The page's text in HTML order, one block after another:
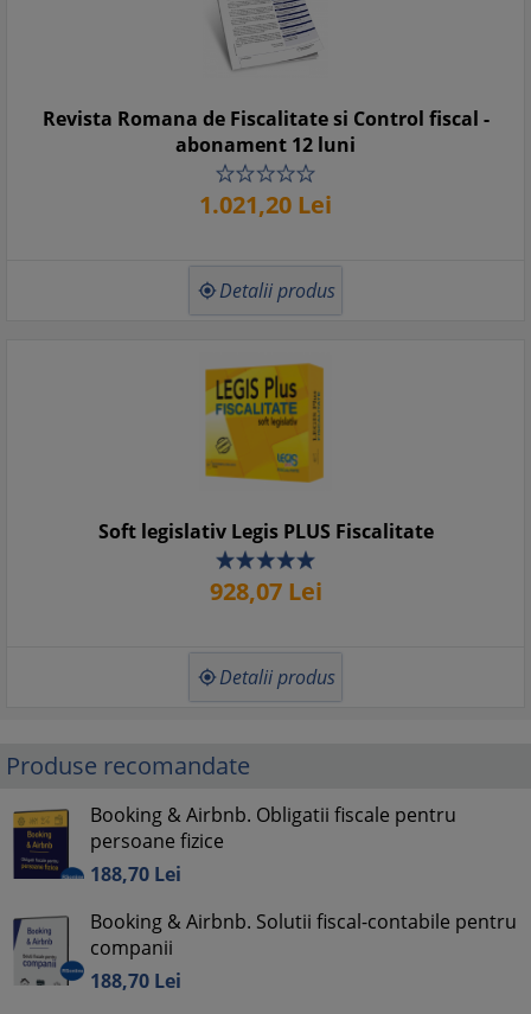
Revista Romana de Fiscalitate si Control fiscal -
abonament 12 luni
1.021,20 Lei
 Detalii produs
Soft legislativ Legis PLUS Fiscalitate
928,07Lei
 Detalii produs
Produse recomandate
Booking & Airbnb. Obligatii fiscale pentru
persoane fizice
188,70 Lei
Booking & Airbnb. Solutii fiscal-contabile pentru
companii
188,70 Lei